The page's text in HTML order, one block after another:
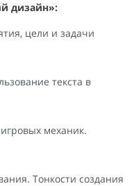
дизайн»:
цели и задачи
текста в
механик.
Тонкости создания